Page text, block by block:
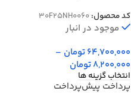
25NH0060
کد محصول:30F25NH0060
موجود در انبار
64,700,000تومان –
8,200,000تومان
انتخاب گزینه ها
پرداخت پیش‌پرداخت